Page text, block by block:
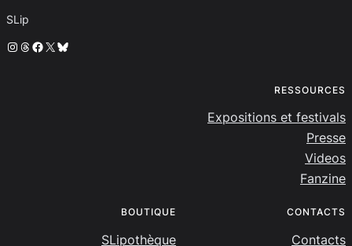
SLip
Instagram
Threads
Facebook
X Bluesky
RESSOURCES
Expositions et festivals
Presse
Videos
Fanzine
BOUTIQUE
SLipothèque
CONTACTS
Contacts